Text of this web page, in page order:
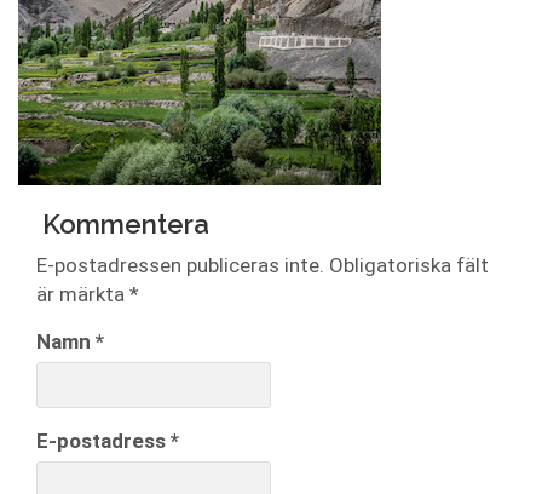
Kommentera
E-postadressen publiceras inte. Obligatoriska fält
är märkta *
Namn *
E-postadress *